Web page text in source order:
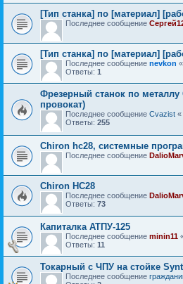
[Тип станка] по [материал]
Последнее сообщение
[Тип станка] по [материал]
Последнее сообщение nevkon «
Ответы: 1
Фрезерный станок по металлу
провокат)
Последнее сообщение Cvazist «
Ответы: 255
Chiron hc28, системные
Последнее сообщение
Chiron HC28
Последнее сообщение
Ответы: 73
Капиталка АТПУ-125
Последнее сообщение minin11
Ответы: 11
Токарный с ЧПУ на стойке
Последнее сообщение